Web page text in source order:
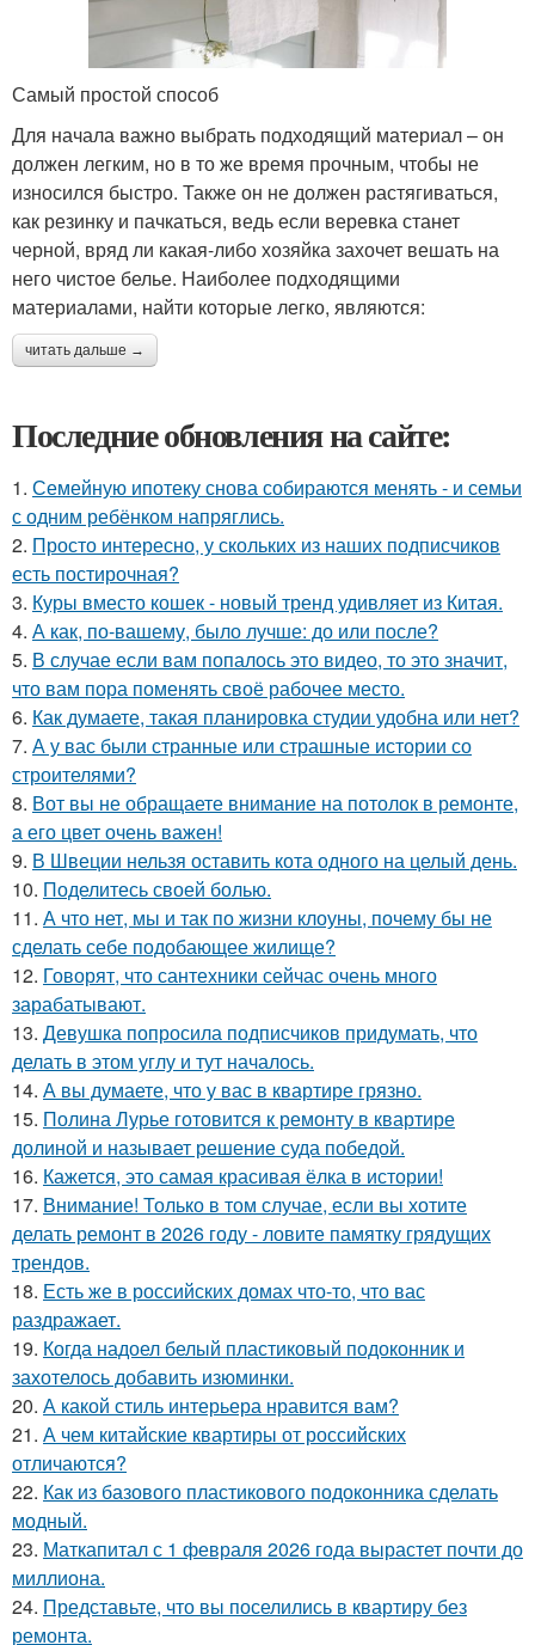
Самый простой способ
Для начала важно выбрать подходящий материал – он
должен легким, но в то же время прочным, чтобы не
износился быстро. Также он не должен растягиваться,
как резинку и пачкаться, ведь если веревка станет
черной, вряд ли какая-либо хозяйка захочет вешать на
него чистое белье. Наиболее подходящими
материалами, найти которые легко, являются:
читать дальше →
Последние обновления на сайте:
1. Семейную ипотеку снова собираются менять - и семьи
с одним ребёнком напряглись.
2. Просто интересно, у скольких из наших подписчиков
есть постирочная?
3. Куры вместо кошек - новый тренд удивляет из Китая.
4. А как, по-вашему, было лучше: до или после?
5. В случае если вам попалось это видео, то это значит,
что вам пора поменять своё рабочее место.
6. Как думаете, такая планировка студии удобна или нет?
7. А у вас были странные или страшные истории со
строителями?
8. Вот вы не обращаете внимание на потолок в ремонте,
а его цвет очень важен!
9. В Швеции нельзя оставить кота одного на целый день.
10. Поделитесь своей болью.
11. А что нет, мы и так по жизни клоуны, почему бы не
сделать себе подобающее жилище?
12. Говорят, что сантехники сейчас очень много
зарабатывают.
13. Девушка попросила подписчиков придумать, что
делать в этом углу и тут началось.
14. А вы думаете, что у вас в квартире грязно.
15. Полина Лурье готовится к ремонту в квартире
долиной и называет решение суда победой.
16. Кажется, это самая красивая ёлка в истории!
17. Внимание! Только в том случае, если вы хотите
делать ремонт в 2026 году - ловите памятку грядущих
трендов.
18. Есть же в российских домах что-то, что вас
раздражает.
19. Когда надоел белый пластиковый подоконник и
захотелось добавить изюминки.
20. А какой стиль интерьера нравится вам?
21. А чем китайские квартиры от российских
отличаются?
22. Как из базового пластикового подоконника сделать
модный.
23. Маткапитал с 1 февраля 2026 года вырастет почти до
миллиона.
24. Представьте, что вы поселились в квартиру без
ремонта.